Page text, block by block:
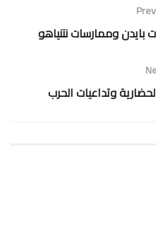
بايدن وممارسات نتنياهو
وتداعيات الحرب